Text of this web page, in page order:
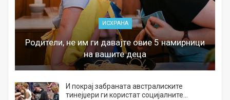
ИСХРАНА
Родители, не им ги давајте овие 5 намирници
на вашите деца
И покрај забраната австралиските
тинејџери ги користат социјалните…